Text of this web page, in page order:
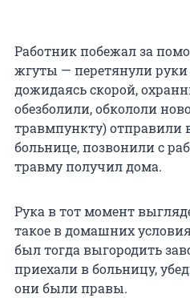
Работник побежал за
жгуты — перетянули руки
дожидаясь скорой,
обезболили, обкололи
травмпункту) отправили
больнице, позвонили с
травму получил дома.
Рука в тот момент
такое в домашних
был тогда выгородить
приехали в больницу,
они были правы.